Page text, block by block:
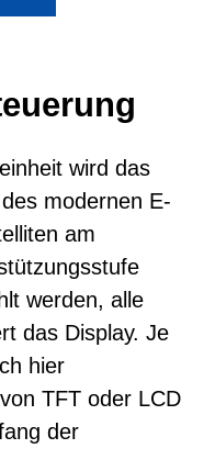
wird das
modernen E-
am
werden, alle
das Display. Je
hier
TFT oder LCD
der